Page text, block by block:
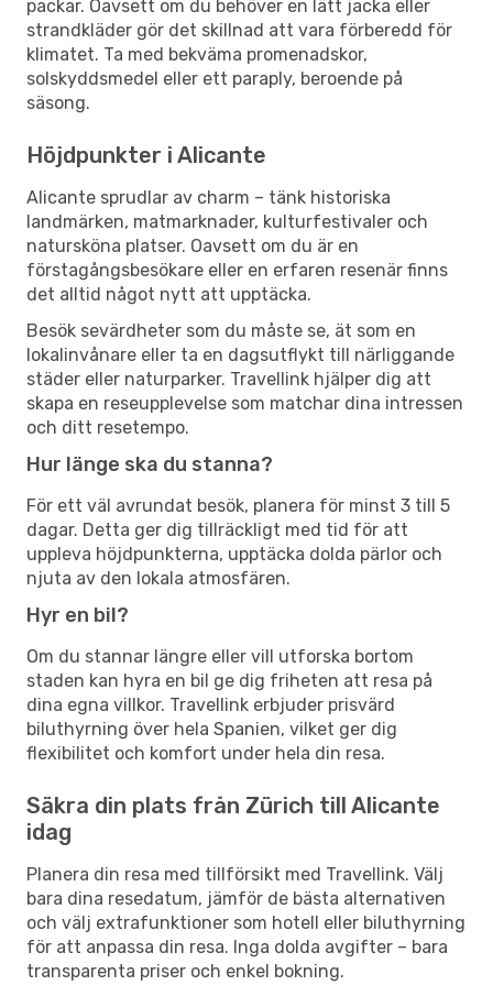
packar. Oavsett om du behöver en lätt jacka eller
strandkläder gör det skillnad att vara förberedd för
klimatet. Ta med bekväma promenadskor,
solskyddsmedel eller ett paraply, beroende på
säsong.
Höjdpunkter i Alicante
Alicante sprudlar av charm – tänk historiska
landmärken, matmarknader, kulturfestivaler och
natursköna platser. Oavsett om du är en
förstagångsbesökare eller en erfaren resenär finns
det alltid något nytt att upptäcka.
Besök sevärdheter som du måste se, ät som en
lokalinvånare eller ta en dagsutflykt till närliggande
städer eller naturparker. Travellink hjälper dig att
skapa en reseupplevelse som matchar dina intressen
och ditt resetempo.
Hur länge ska du stanna?
För ett väl avrundat besök, planera för minst 3 till 5
dagar. Detta ger dig tillräckligt med tid för att
uppleva höjdpunkterna, upptäcka dolda pärlor och
njuta av den lokala atmosfären.
Hyr en bil?
Om du stannar längre eller vill utforska bortom
staden kan hyra en bil ge dig friheten att resa på
dina egna villkor. Travellink erbjuder prisvärd
biluthyrning över hela Spanien, vilket ger dig
flexibilitet och komfort under hela din resa.
Säkra din plats från Zürich till Alicante
idag
Planera din resa med tillförsikt med Travellink. Välj
bara dina resedatum, jämför de bästa alternativen
och välj extrafunktioner som hotell eller biluthyrning
för att anpassa din resa. Inga dolda avgifter – bara
transparenta priser och enkel bokning.